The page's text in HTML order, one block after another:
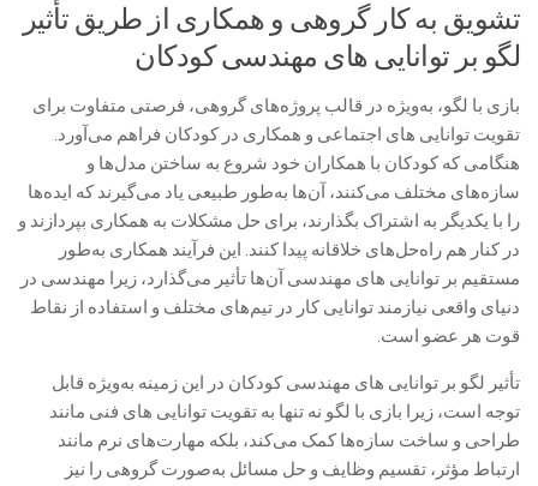
تشویق به کار گروهی و همکاری از طریق تأثیر
لگو بر توانایی های مهندسی کودکان
بازی با لگو، به‌ویژه در قالب پروژه‌های گروهی، فرصتی متفاوت برای
تقویت توانایی های اجتماعی و همکاری در کودکان فراهم می‌آورد.
هنگامی که کودکان با همکاران خود شروع به ساختن مدل‌ها و
سازه‌های مختلف می‌کنند، آن‌ها به‌طور طبیعی یاد می‌گیرند که ایده‌ها
را با یکدیگر به اشتراک بگذارند، برای حل مشکلات به همکاری بپردازند و
در کنار هم راه‌حل‌های خلاقانه پیدا کنند. این فرآیند همکاری به‌طور
مستقیم بر توانایی های مهندسی آن‌ها تأثیر می‌گذارد، زیرا مهندسی در
دنیای واقعی نیازمند توانایی کار در تیم‌های مختلف و استفاده از نقاط
قوت هر عضو است.
تأثیر لگو بر توانایی های مهندسی کودکان در این زمینه به‌ویژه قابل
توجه است، زیرا بازی با لگو نه تنها به تقویت توانایی های فنی مانند
طراحی و ساخت سازه‌ها کمک می‌کند، بلکه مهارت‌های نرم مانند
ارتباط مؤثر، تقسیم وظایف و حل مسائل به‌صورت گروهی را نیز